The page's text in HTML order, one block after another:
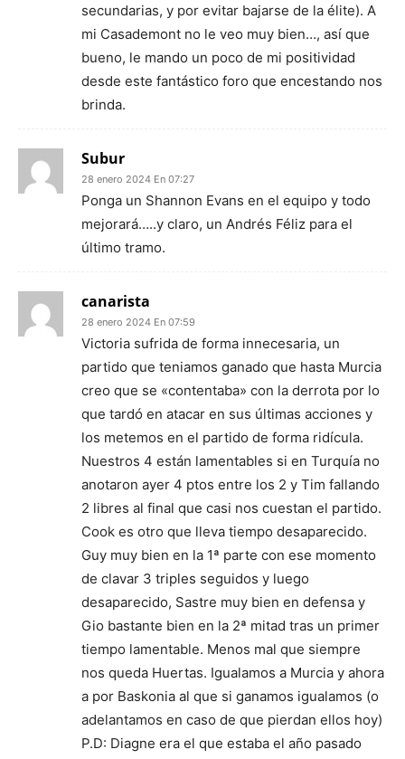
secundarias, y por evitar bajarse de la élite). A
mi Casademont no le veo muy bien…, así que
bueno, le mando un poco de mi positividad
desde este fantástico foro que encestando nos
brinda.
Subur
28 enero 2024 En 07:27
Ponga un Shannon Evans en el equipo y todo
mejorará…..y claro, un Andrés Féliz para el
último tramo.
canarista
28 enero 2024 En 07:59
Victoria sufrida de forma innecesaria, un
partido que teniamos ganado que hasta Murcia
creo que se «contentaba» con la derrota por lo
que tardó en atacar en sus últimas acciones y
los metemos en el partido de forma ridícula.
Nuestros 4 están lamentables si en Turquía no
anotaron ayer 4 ptos entre los 2 y Tim fallando
2 libres al final que casi nos cuestan el partido.
Cook es otro que lleva tiempo desaparecido.
Guy muy bien en la 1ª parte con ese momento
de clavar 3 triples seguidos y luego
desaparecido, Sastre muy bien en defensa y
Gio bastante bien en la 2ª mitad tras un primer
tiempo lamentable. Menos mal que siempre
nos queda Huertas. Igualamos a Murcia y ahora
a por Baskonia al que si ganamos igualamos (o
adelantamos en caso de que pierdan ellos hoy)
P.D: Diagne era el que estaba el año pasado